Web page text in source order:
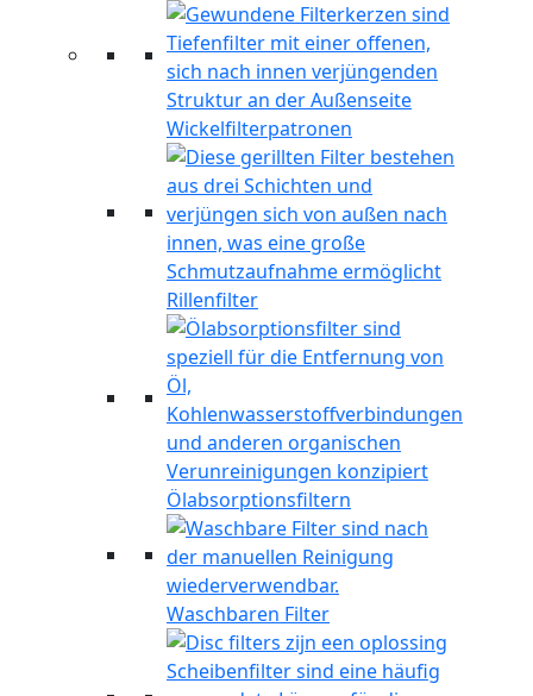
Wickelfilterpatronen
Rillenfilter
Ölabsorptionsfiltern
Waschbaren Filter